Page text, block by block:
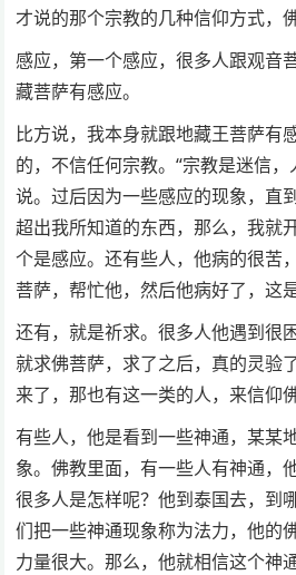
才说的那个宗教的几种信仰方式，
感应，第一个感应，很多人跟观音
藏菩萨有感应。
比方说，我本身就跟地藏王菩萨有
的，不信任何宗教。“宗教是迷信
说。过后因为一些感应的现象，直
超出我所知道的东西，那么，我就
个是感应。还有些人，他病的很苦
菩萨，帮忙他，然后他病好了，这
还有，就是祈求。很多人他遇到很
就求佛菩萨，求了之后，真的灵验
来了，那也有这一类的人，来信仰佛
有些人，他是看到一些神通，某某
象。佛教里面，有一些人有神通，
很多人是怎样呢？他到泰国去，到
们把一些神通现象称为法力，他的
力量很大。那么，他就相信这个神